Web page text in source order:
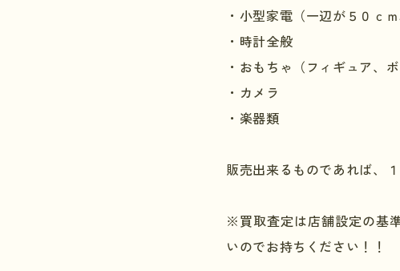
・小型家電（一辺が５０ｃｍ
・時計全般
・おもちゃ（フィギュア、
・カメラ
・楽器類
販売出来るものであれば、
※買取査定は店舗設定の基
いのでお持ちください！！